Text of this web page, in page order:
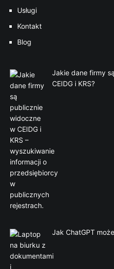
Usługi
Kontakt
Blog
Jakie dane firmy
CEIDG i KRS?
Jak ChatGPT